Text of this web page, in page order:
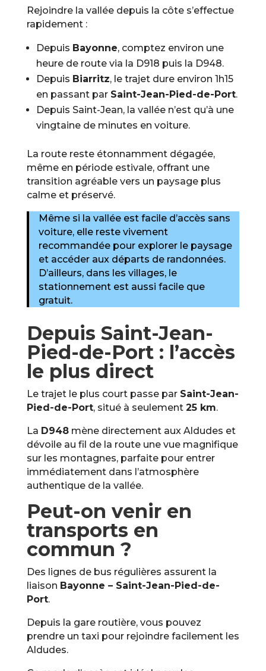
Rejoindre la vallée depuis la côte s’effectue
rapidement :
Depuis Bayonne, comptez environ une
heure de route via la D918 puis la D948.
Depuis Biarritz, le trajet dure environ 1h15
en passant par Saint-Jean-Pied-de-Port.
Depuis Saint-Jean, la vallée n’est qu’à une
vingtaine de minutes en voiture.
La route reste étonnamment dégagée,
même en période estivale, offrant une
transition agréable vers un paysage plus
calme et préservé.
Même si la vallée est facile d’accès sans
voiture, elle reste vivement
recommandée pour explorer le paysage
et accéder aux départs de randonnées.
D’ailleurs, dans les villages, le
stationnement est aussi facile que
gratuit.
Depuis Saint-Jean-
Pied-de-Port : l’accès
le plus direct
Le trajet le plus court passe par Saint-Jean-
Pied-de-Port, situé à seulement 25 km.
La D948mène directement aux Aldudes et
dévoile au fil de la route une vue magnifique
sur les montagnes, parfaite pour entrer
immédiatement dans l’atmosphère
authentique de la vallée.
Peut-on venir en
transports en
commun ?
Des lignes de bus régulières assurent la
liaison Bayonne – Saint-Jean-Pied-de-
Port.
Depuis la gare routière, vous pouvez
prendre un taxi pour rejoindre facilement les
Aldudes.